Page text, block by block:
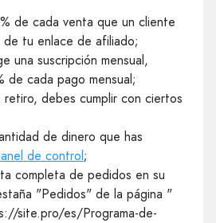
de cada venta que un cliente
tu enlace de afiliado;
una suscripción mensual,
de cada pago mensual;
retiro, debes cumplir con ciertos
de dinero que has
de control;
completa de pedidos en su
"Pedidos" de la página "
site.pro/es/Programa-de-